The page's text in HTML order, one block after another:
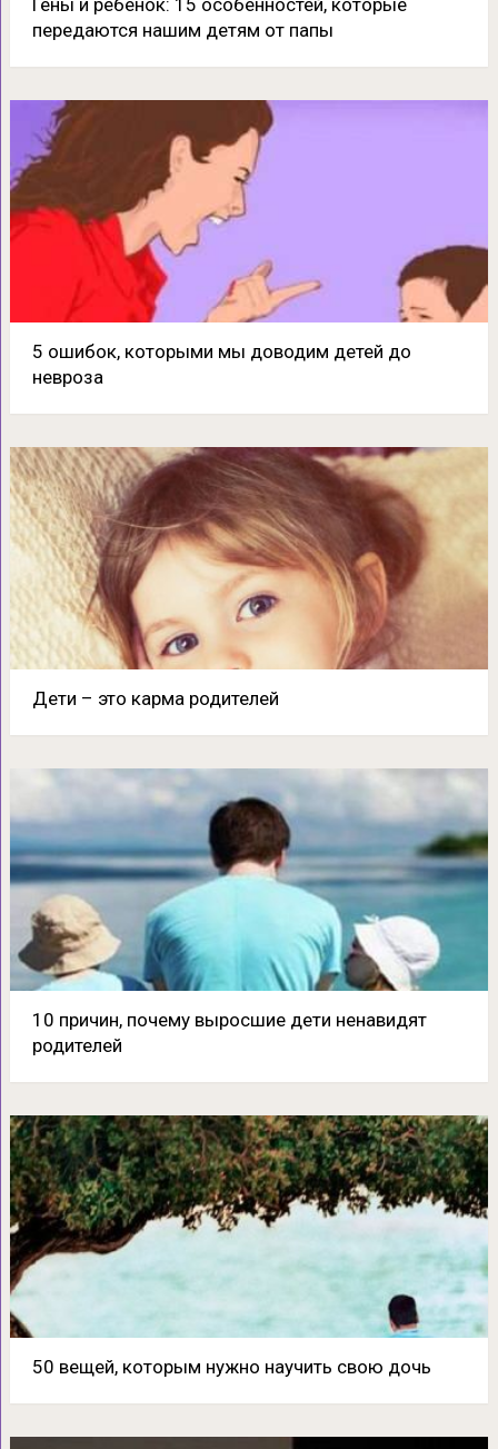
Гены и ребенок: 15 особенностей, которые
передаются нашим детям от папы
5 ошибок, которыми мы доводим детей до
невроза
Дети – это карма родителей
10 причин, почему выросшие дети ненавидят
родителей
50 вещей, которым нужно научить свою дочь